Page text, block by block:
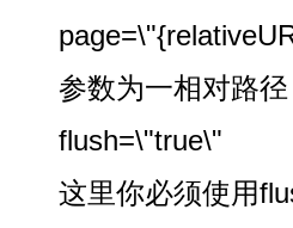
参数为一相对路径
flush=\"true\"
这里你必须使用